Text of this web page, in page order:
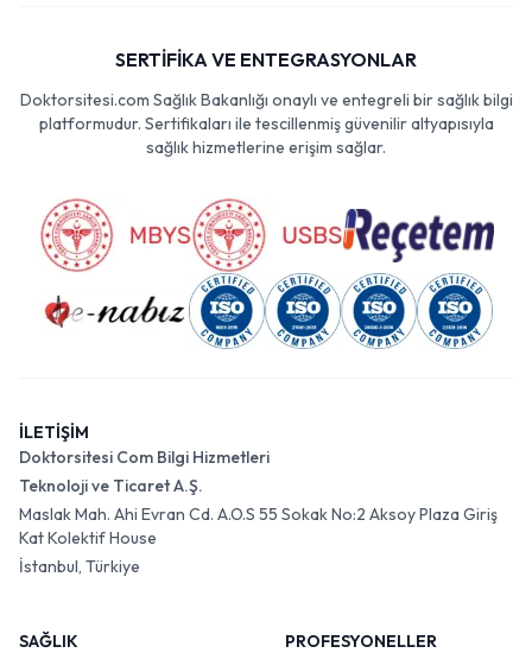
SERTİFİKA VE ENTEGRASYONLAR
Doktorsitesi.com Sağlık Bakanlığı onaylı ve entegreli bir sağlık bilgi
platformudur. Sertifikaları ile tescillenmiş güvenilir altyapısıyla
sağlık hizmetlerine erişim sağlar.
İLETİŞİM
Doktorsitesi Com Bilgi Hizmetleri
Teknoloji ve Ticaret A.Ş.
Maslak Mah. Ahi Evran Cd. A.O.S 55 Sokak No:2 Aksoy Plaza Giriş
Kat Kolektif House
İstanbul, Türkiye
SAĞLIK
PROFESYONELLER